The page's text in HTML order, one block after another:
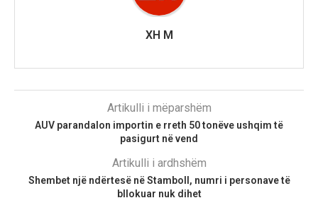
XH M
Artikulli i mëparshëm
AUV parandalon importin e rreth 50 tonëve ushqim të
pasigurt në vend
Artikulli i ardhshëm
Shembet një ndërtesë në Stamboll, numri i personave të
bllokuar nuk dihet